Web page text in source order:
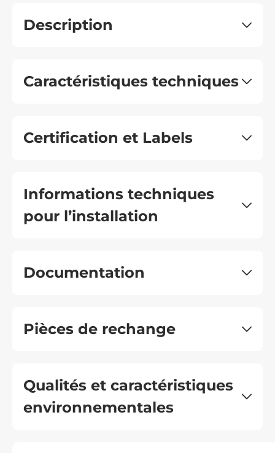
Description
Caractéristiques techniques
Certification et Labels
Informations techniques
pour l’installation
Documentation
Pièces de rechange
Qualités et caractéristiques
environnementales